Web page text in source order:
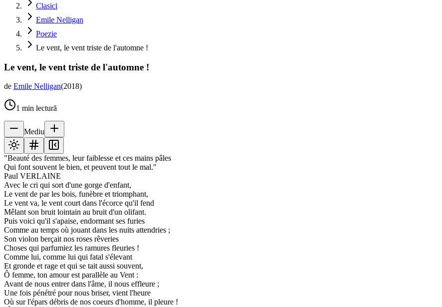
Clasici
Emile Nelligan
Poezie
Le vent, le vent triste de l'automne !
Le vent, le vent triste de l'automne !
de Emile Nelligan(2018)
1 min lectură
Mediu
"Beauté des femmes, leur faiblesse et ces mains pâles
Qui font souvent le bien, et peuvent tout le mal."
Paul VERLAINE
Avec le cri qui sort d'une gorge d'enfant,
Le vent de par les bois, funèbre et triomphant,
Le vent va, le vent court dans l'écorce qu'il fend
Mêlant son bruit lointain au bruit d'un olifant.
Puis voici qu'il s'apaise, endormant ses furies
Comme au temps où jouant dans les nuits attendries ;
Son violon berçait nos roses rêveries
Choses qui parfumiez les ramures fleuries !
Comme lui, comme lui qui fatal s'élevant
Et gronde et rage et qui se tait aussi souvent,
Ô femme, ton amour est parallèle au Vent :
Avant de nous entrer dans l'âme, il nous effleure ;
Une fois pénétré pour nous briser, vient l'heure
Où sur l'épars débris de nos coeurs d'homme, il pleure !